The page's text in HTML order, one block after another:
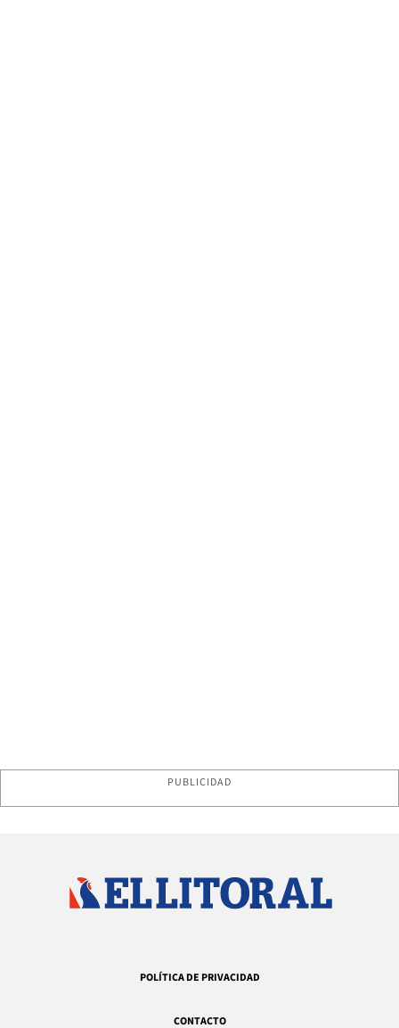
PUBLICIDAD
POLÍTICA DE PRIVACIDAD
CONTACTO